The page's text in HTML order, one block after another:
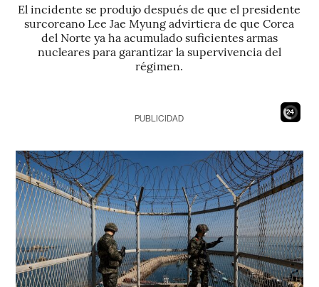
El incidente se produjo después de que el presidente
surcoreano Lee Jae Myung advirtiera de que Corea
del Norte ya ha acumulado suficientes armas
nucleares para garantizar la supervivencia del
régimen.
22
PUBLICIDAD